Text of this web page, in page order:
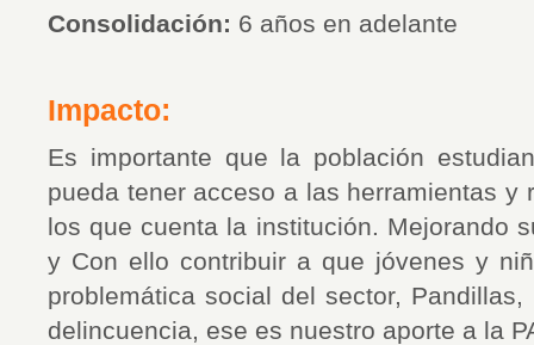
Consolidación: 6 años en adelante
Impacto:
Es importante que la población
pueda tener acceso a las herramientas y
los que cuenta la institución. Mejorando
y Con ello contribuir a que jóvenes y
problemática social del sector,
delincuencia, ese es nuestro aporte a la